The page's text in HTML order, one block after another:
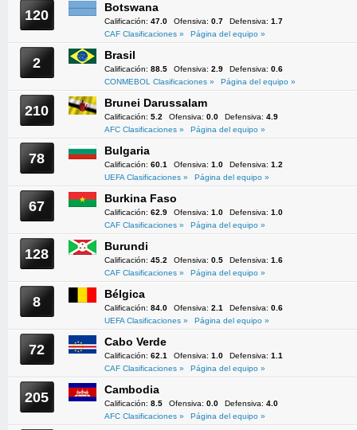
120 Botswana
Calificación: 47.0 Ofensiva: 0.7 Defensiva: 1.7
CAF Clasificaciones »
Página del equipo »
2 Brasil
Calificación: 88.5 Ofensiva: 2.9 Defensiva: 0.6
CONMEBOL Clasificaciones »
Página del equipo »
210 Brunei Darussalam
Calificación: 5.2 Ofensiva: 0.0 Defensiva: 4.9
AFC Clasificaciones »
Página del equipo »
78 Bulgaria
Calificación: 60.1 Ofensiva: 1.0 Defensiva: 1.2
UEFA Clasificaciones »
Página del equipo »
67 Burkina Faso
Calificación: 62.9 Ofensiva: 1.0 Defensiva: 1.0
CAF Clasificaciones »
Página del equipo »
128 Burundi
Calificación: 45.2 Ofensiva: 0.5 Defensiva: 1.6
CAF Clasificaciones »
Página del equipo »
8 Bélgica
Calificación: 84.0 Ofensiva: 2.1 Defensiva: 0.6
UEFA Clasificaciones »
Página del equipo »
72 Cabo Verde
Calificación: 62.1 Ofensiva: 1.0 Defensiva: 1.1
CAF Clasificaciones »
Página del equipo »
205 Cambodia
Calificación: 8.5 Ofensiva: 0.0 Defensiva: 4.0
AFC Clasificaciones »
Página del equipo »